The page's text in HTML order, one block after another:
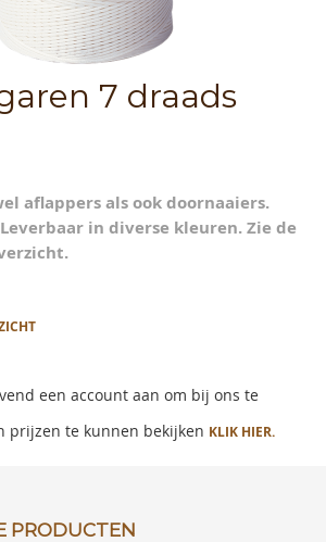
7 draads
aflappers als ook doornaaiers.
in diverse kleuren. Zie de
Skip
to
images
gallery
een account aan om bij ons te
prijzen te kunnen bekijken KLIK HIER.
PRODUCTEN